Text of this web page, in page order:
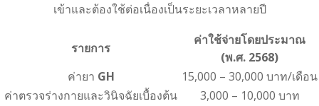
เข้าและต้องใช้ต่อเนื่องเป็นระยะเวลาหลายปี
รายการ
ค่าใช้จ่ายโดยประมาณ
(พ.ศ. 2568)
ค่ายา GH
15,000 – 30,000 บาท/เดือน
ค่าตรวจร่างกายและวินิจฉัยเบื้องต้น
3,000 – 10,000 บาท